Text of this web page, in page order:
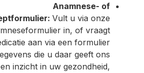
Anamnese- of
Vult u via onze
in, of vraagt
aan via een formulier
die u daar geeft ons
inzicht in uw gezondheid,